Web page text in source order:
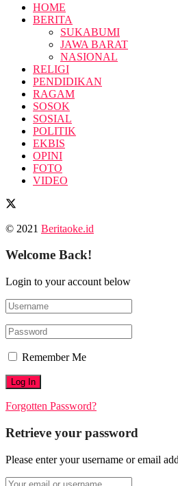
HOME
BERITA
SUKABUMI
JAWA BARAT
NASIONAL
RELIGI
PENDIDIKAN
RAGAM
SOSOK
SOSIAL
POLITIK
EKBIS
OPINI
FOTO
VIDEO
© 2021 Beritaoke.id
Welcome Back!
Login to your account below
Remember Me
Forgotten Password?
Retrieve your password
Please enter your username or email